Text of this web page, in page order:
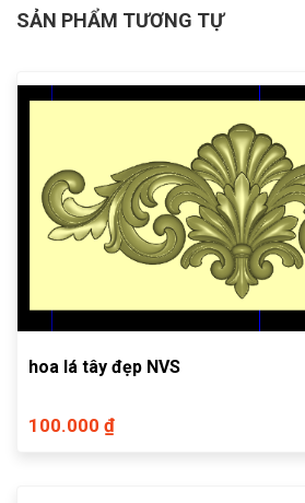
SẢN PHẨM TƯƠNG TỰ
hoa lá tây đẹp NVS
100.000 ₫